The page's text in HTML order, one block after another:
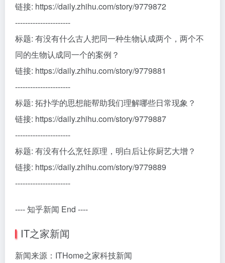
链接: https://daily.zhihu.com/story/9779872
----------------------
标题: 有没有什么古人把同一种生物认成两个，两个不
同的生物认成同一个的案例？
链接: https://daily.zhihu.com/story/9779881
----------------------
标题: 拓扑学的思想能帮助我们理解哪些日常现象？
链接: https://daily.zhihu.com/story/9779887
----------------------
标题: 有没有什么烹饪原理，明白后让你厨艺大增？
链接: https://daily.zhihu.com/story/9779889
----------------------
---- 知乎新闻 End ----
IT之家新闻
新闻来源：ITHome之家科技新闻